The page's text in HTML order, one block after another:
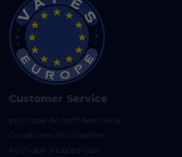
Customer Service
politique de confidentialité
Conditions d'utilisation
Politique d'expédition